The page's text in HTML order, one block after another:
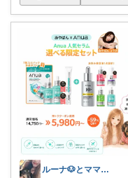
ルーナ🐶とママのおすすめROOM✨